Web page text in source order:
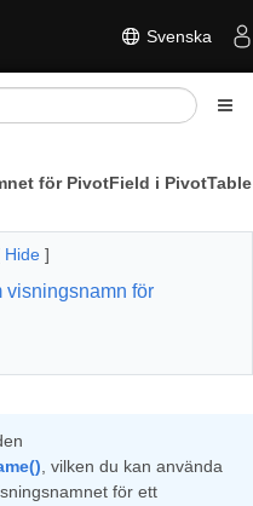
Svenska
för PivotField i PivotTable
Hide ]
visningsnamn för
, vilken du kan använda
för ett